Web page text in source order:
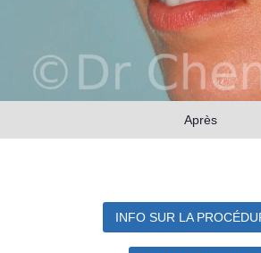
Après
INFO SUR LA